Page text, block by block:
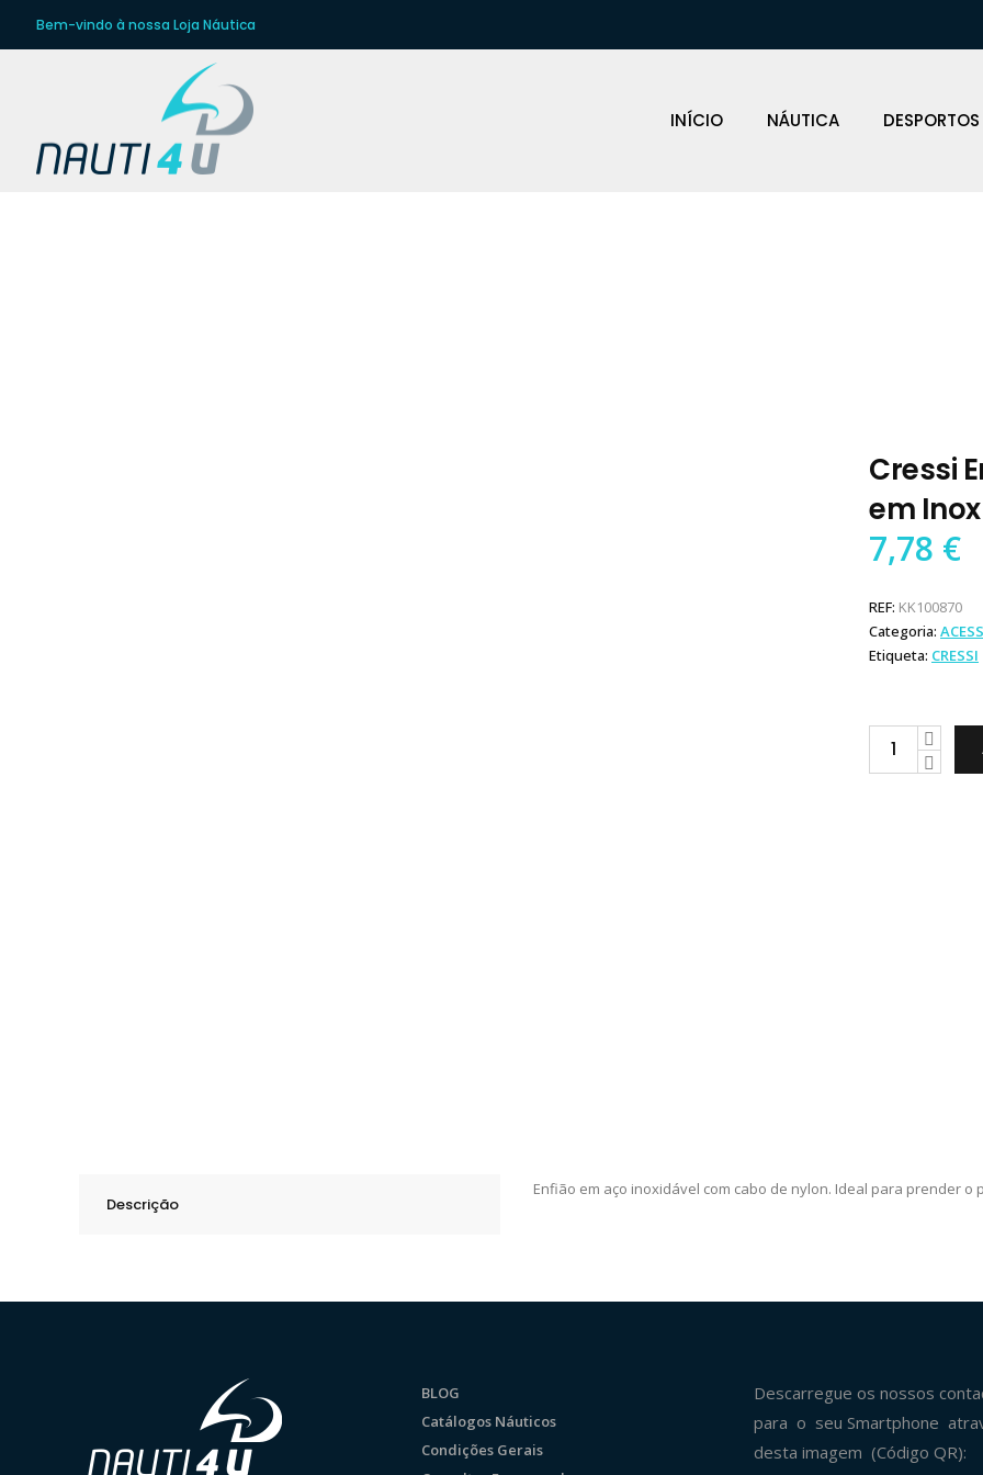
Bem-vindo à nossa Loja Náutica
INÍCIO NÁUTICA
Cressi
em Inox
7,78 €
REF: KK100870
Categoria:
Etiqueta: CRESSI
Cressi
Descrição
Enfião em aço inoxidável com cabo de nylon. Ideal para prender
BLOG
Catálogos Náuticos
Condições Gerais
Descarregue os nossos
para o seu Smartphone
desta imagem (Código QR):